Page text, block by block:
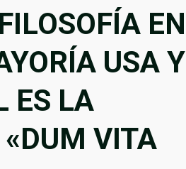
EN
USA Y
ES LA
VITA